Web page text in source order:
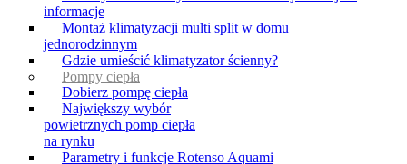
informacje
Montaż klimatyzacji multi split w domu
jednorodzinnym
Gdzie umieścić klimatyzator ścienny?
Pompy ciepła
Dobierz pompę ciepła
Największy wybór
powietrznych pomp ciepła
na rynku
Parametry i funkcje Rotenso Aquami